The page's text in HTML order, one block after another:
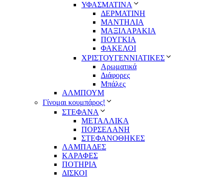
ΥΦΑΣΜΑΤΙΝA
ΔΕΡΜΑΤΙΝΗ
ΜΑΝΤΗΛΙΑ
ΜΑΞΙΛΑΡΑΚΙΑ
ΠΟΥΓΚΙΑ
ΦΑΚΕΛΟΙ
ΧΡΙΣΤΟΥΓΕΝΝΙΑΤΙΚΕΣ
Αρωματικά
Διάφορες
Μπάλες
ΑΛΜΠΟΥΜ
Γίνομαι κουμπάρος!
ΣΤΕΦΑΝΑ
ΜΕΤΑΛΛΙΚΑ
ΠΟΡΣΕΛΑΝΗ
ΣΤΕΦΑΝΟΘΗΚΕΣ
ΛΑΜΠΑΔΕΣ
ΚΑΡΑΦΕΣ
ΠΟΤΗΡΙΑ
ΔΙΣΚΟΙ